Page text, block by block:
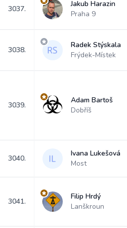
3037.
Jakub Harazin
Praha 9
3038.
Radek Stýskala
Frýdek-Místek
3039.
Adam Bartoš
Dobříš
3040.
Ivana Lukešová
Most
3041.
Filip Hrdý
Lanškroun